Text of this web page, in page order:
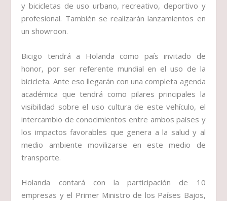
y bicicletas de uso urbano, recreativo, deportivo y
profesional. También se realizarán lanzamientos en
un showroon.
Bicigo tendrá a Holanda como país invitado de
honor, por ser referente mundial en el uso de la
bicicleta. Ante eso llegarán con una completa agenda
académica que tendrá como pilares principales la
visibilidad sobre el uso cultura de este vehículo, el
intercambio de conocimientos entre ambos países y
los impactos favorables que genera a la salud y al
medio ambiente movilizarse en este medio de
transporte.
Holanda contará con la participación de 10
empresas y el Primer Ministro de los Países Bajos,